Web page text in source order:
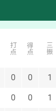
打点 得点 三振
0 0 1
0 0 1